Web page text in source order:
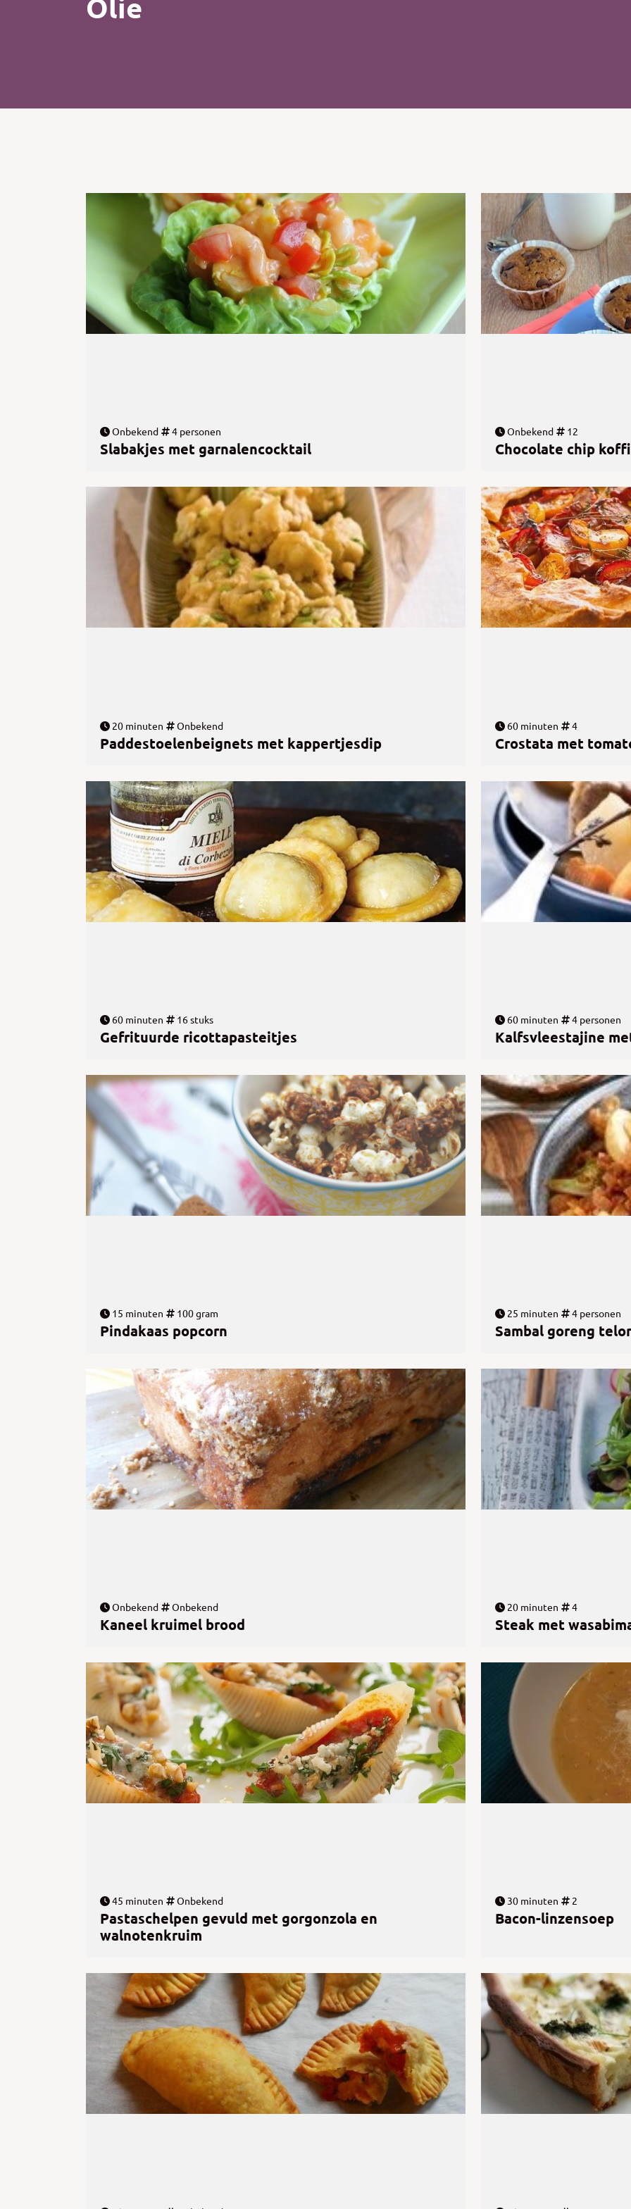
Salade
Vis
Vlees
Onbekend 4 personen
Slabakjes met garnalencocktail
Onbekend 12
Chocolate chip
20 minuten Onbekend
Paddestoelenbeignets met kappertjesdip
60 minuten 4
Crostata met
60 minuten 16 stuks
Gefrituurde ricottapasteitjes
60 minuten 4 personen
Kalfsvleestajine
15 minuten 100 gram
Pindakaas popcorn
25 minuten 4 personen
Sambal goreng
Onbekend Onbekend
Kaneel kruimel brood
20 minuten 4
Steak met
45 minuten Onbekend
Pastaschelpen gevuld met gorgonzola en
walnotenkruim
30 minuten 2
Bacon-linzensoep